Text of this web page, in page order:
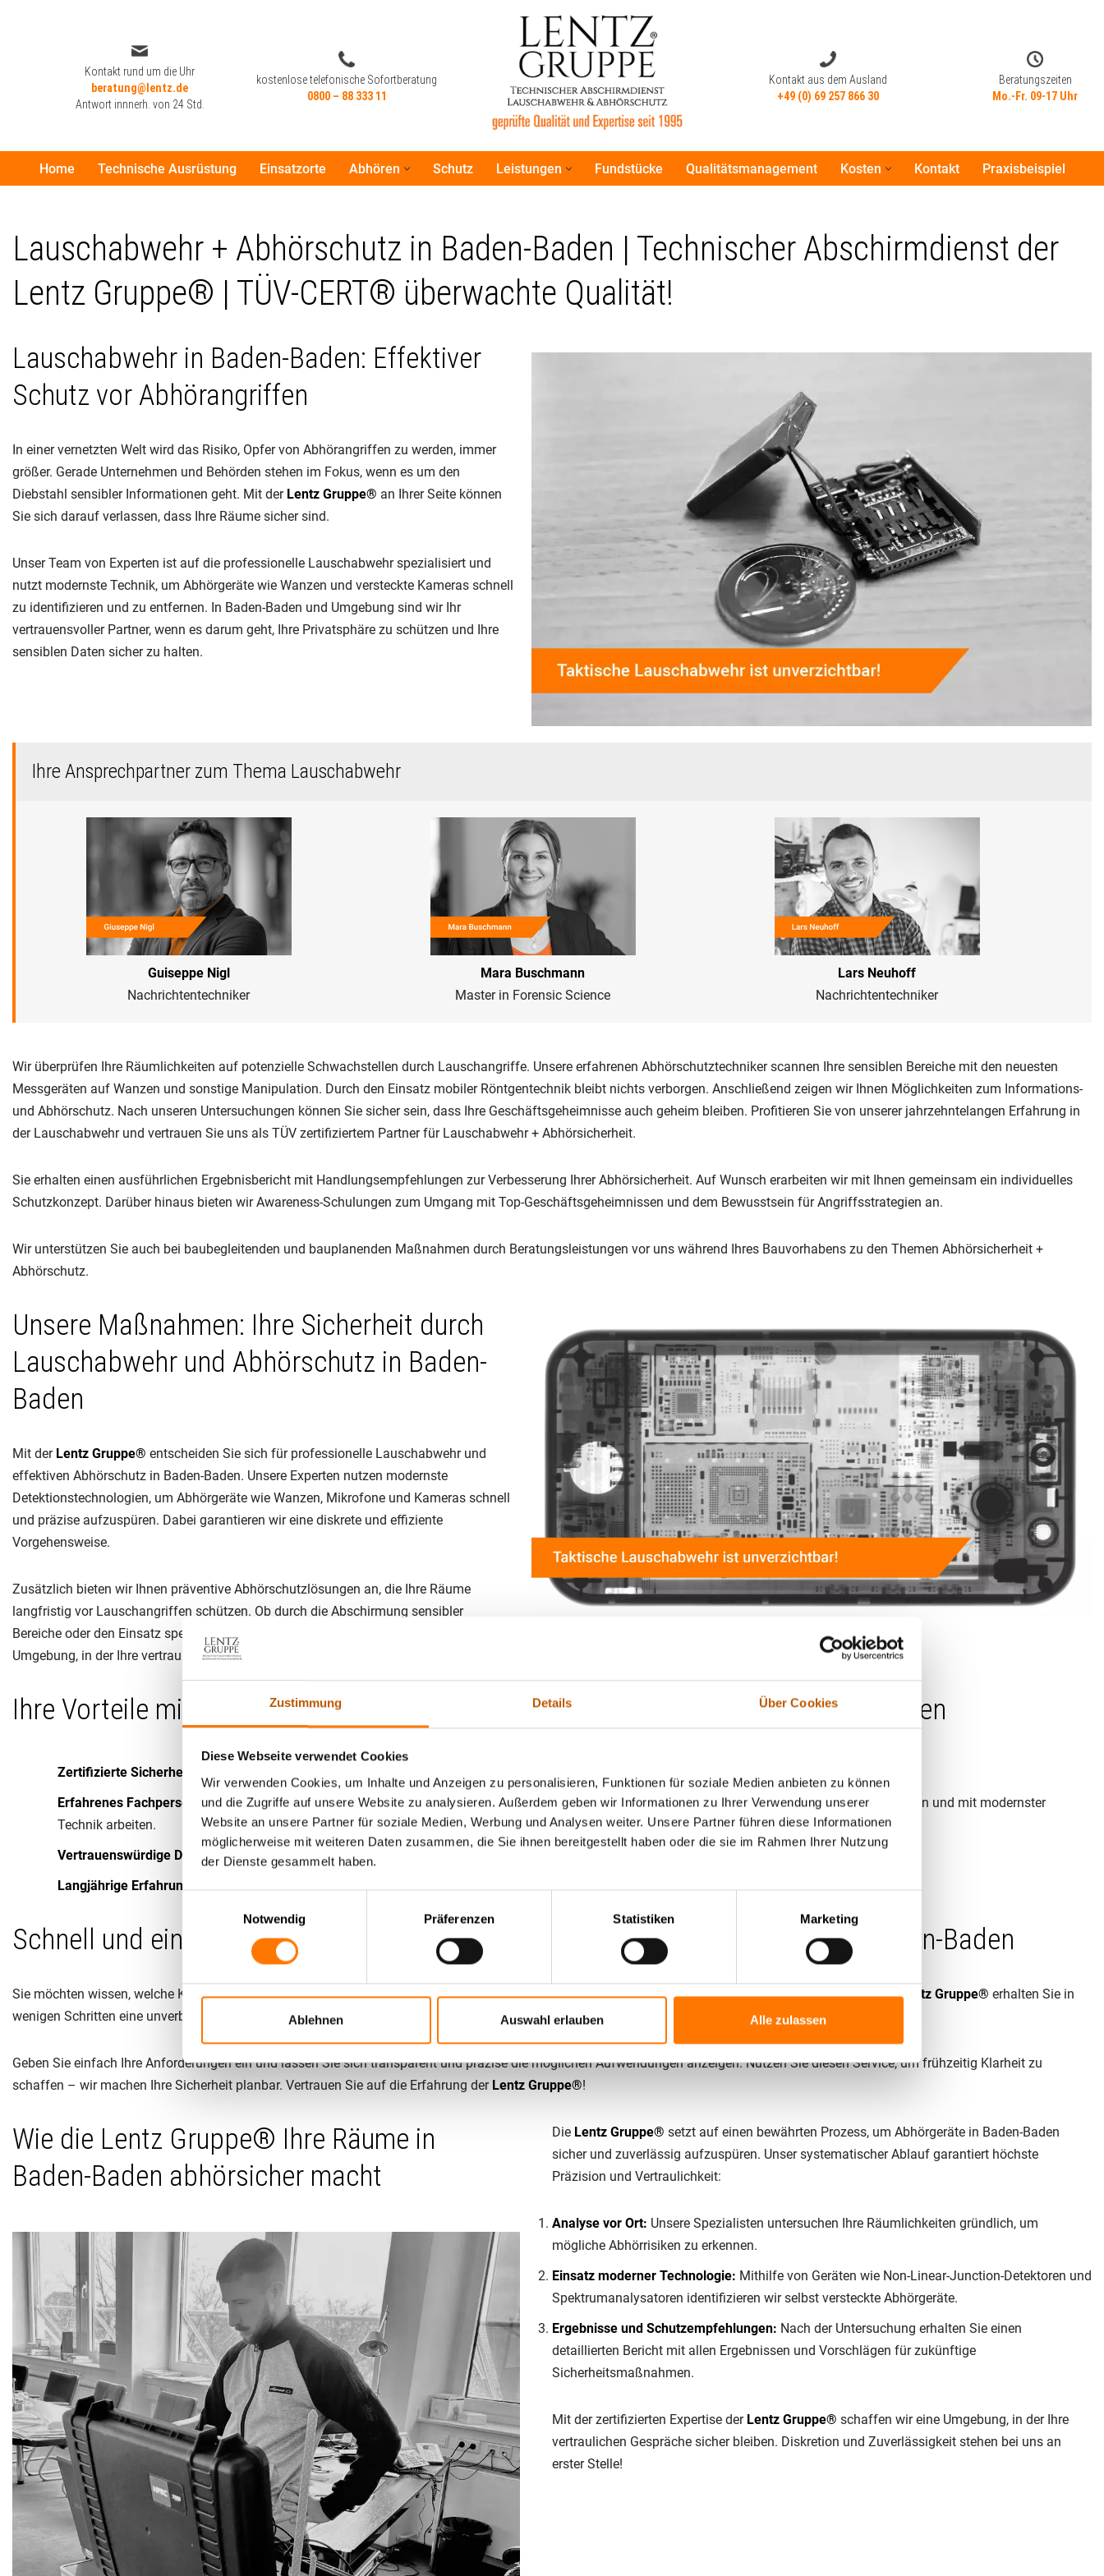
Zustimmung Details Über Cookies
Diese Webseite verwendet Cookies
Wir verwenden Cookies, um Inhalte und Anzeigen zu personalisieren, Funktionen für soziale Medien anbieten zu können
und die Zugriffe auf unsere Website zu analysieren. Außerdem geben wir Informationen zu Ihrer Verwendung unserer
Website an unsere Partner für soziale Medien, Werbung und Analysen weiter. Unsere Partner führen diese Informationen
möglicherweise mit weiteren Daten zusammen, die Sie ihnen bereitgestellt haben oder die sie im Rahmen Ihrer Nutzung
der Dienste gesammelt haben.
Notwendig
Präferenzen Statistiken Marketing
Ablehnen Auswahl erlauben Alle zulassen
Kontakt rund um die Uhr
beratung@lentz.de
Antwort innnerh. von 24 Std.
kostenlose telefonische Sofortberatung
0800 – 88 333 11
Beratungszeiten
Mo.-Fr. 09-17 Uhr
Kontakt aus dem Ausland
+49 (0) 69 257 866 30
Kontakt rund um die Uhr
Home Technische Ausrüstung Einsatzorte Abhören Schutz Leistungen Fundstücke Qualitätsmanagement Kosten Kontakt Praxisbeispiel
Lauschabwehr + Abhörschutz in Baden-Baden | Technischer Abschirmdienst der
Lentz Gruppe® | TÜV-CERT® überwachte Qualität!
Lauschabwehr in Baden-Baden: Effektiver
Schutz vor Abhörangriffen
In einer vernetzten Welt wird das Risiko, Opfer von Abhörangriffen zu werden, immer
größer. Gerade Unternehmen und Behörden stehen im Fokus, wenn es um den
Diebstahl sensibler Informationen geht. Mit der Lentz Gruppe® an Ihrer Seite können
Sie sich darauf verlassen, dass Ihre Räume sicher sind.
Unser Team von Experten ist auf die professionelle Lauschabwehr spezialisiert und
nutzt modernste Technik, um Abhörgeräte wie Wanzen und versteckte Kameras schnell
zu identifizieren und zu entfernen. In Baden-Baden und Umgebung sind wir Ihr
vertrauensvoller Partner, wenn es darum geht, Ihre Privatsphäre zu schützen und Ihre
sensiblen Daten sicher zu halten.
Ihre Ansprechpartner zum Thema Lauschabwehr
Guiseppe Nigl
Nachrichtentechniker
Mara Buschmann
Master in Forensic Science
Lars Neuhoff
Nachrichtentechniker
Wir überprüfen Ihre Räumlichkeiten auf potenzielle Schwachstellen durch Lauschangriffe. Unsere erfahrenen Abhörschutztechniker scannen Ihre sensiblen Bereiche mit den neuesten
Messgeräten auf Wanzen und sonstige Manipulation. Durch den Einsatz mobiler Röntgentechnik bleibt nichts verborgen. Anschließend zeigen wir Ihnen Möglichkeiten zum Informations-
und Abhörschutz. Nach unseren Untersuchungen können Sie sicher sein, dass Ihre Geschäftsgeheimnisse auch geheim bleiben. Profitieren Sie von unserer jahrzehntelangen Erfahrung in
der Lauschabwehr und vertrauen Sie uns als TÜV zertifiziertem Partner für Lauschabwehr + Abhörsicherheit.
Sie erhalten einen ausführlichen Ergebnisbericht mit Handlungsempfehlungen zur Verbesserung Ihrer Abhörsicherheit. Auf Wunsch erarbeiten wir mit Ihnen gemeinsam ein individuelles
Schutzkonzept. Darüber hinaus bieten wir Awareness-Schulungen zum Umgang mit Top-Geschäftsgeheimnissen und dem Bewusstsein für Angriffsstrategien an.
Wir unterstützen Sie auch bei baubegleitenden und bauplanenden Maßnahmen durch Beratungsleistungen vor uns während Ihres Bauvorhabens zu den Themen Abhörsicherheit +
Abhörschutz.
Unsere Maßnahmen: Ihre Sicherheit durch
Lauschabwehr und Abhörschutz in Baden-
Baden
Mit der Lentz Gruppe® entscheiden Sie sich für professionelle Lauschabwehr und
effektiven Abhörschutz in Baden-Baden. Unsere Experten nutzen modernste
Detektionstechnologien, um Abhörgeräte wie Wanzen, Mikrofone und Kameras schnell
und präzise aufzuspüren. Dabei garantieren wir eine diskrete und effiziente
Vorgehensweise.
Zusätzlich bieten wir Ihnen präventive Abhörschutzlösungen an, die Ihre Räume
langfristig vor Lauschangriffen schützen. Ob durch die Abschirmung sensibler
Bereiche oder den Einsatz spezieller Sicherheitstechnologien – wir schaffen eine
Umgebung, in der Ihre vertraulichen Gespräche sicher sind. Verlassen Sie sich auf höchste Qualitätsstandards und unsere langjährige Erfahrung.
Ihre Vorteile mit der Lentz Gruppe®: Professionelle Lauschabwehr in Baden-Baden
Zertifizierte Sicherheit:
Erfahrenes Fachpersonal:Unser Team besteht aus festangestellten erfahrenen, ausgebildeten Abhörschutztechnikern, die regelmäßig geschult werden und mit modernster
Technik arbeiten.
Vertrauenswürdige Diskretion:Ihre Privatsphäre steht bei uns an erster Stelle – keine Subunternehmer, nur interne Experten.
Langjährige Erfahrung:Zahlreiche zufriedene Kunden setzen auf unsere Expertise im Bereich Lauschabwehr und Abhörschutz.
Schnell und einfach: Ihr persönlicher Kostenkalkulator für Lauschabwehr in Baden-Baden
Sie möchten wissen, welche Kosten für eine professionelle Lauschabwehr in Baden-Baden entstehen könnten? Mit dem kostenlosen Kostenkalkulator derLentz Gruppe® erhalten Sie in
wenigen Schritten eine unverbindliche Einschätzung.
Geben Sie einfach Ihre Anforderungen ein und lassen Sie sich transparent und präzise die möglichen Aufwendungen anzeigen. Nutzen Sie diesen Service, um frühzeitig Klarheit zu
schaffen – wir machen Ihre Sicherheit planbar. Vertrauen Sie auf die Erfahrung der Lentz Gruppe®!
Wie die Lentz Gruppe® Ihre Räume in
Baden-Baden abhörsicher macht
Die Lentz Gruppe® setzt auf einen bewährten Prozess, um Abhörgeräte in Baden-Baden
sicher und zuverlässig aufzuspüren. Unser systematischer Ablauf garantiert höchste
Präzision und Vertraulichkeit:
Analyse vor Ort: Unsere Spezialisten untersuchen Ihre Räumlichkeiten gründlich, um
mögliche Abhörrisiken zu erkennen.
Einsatz moderner Technologie: Mithilfe von Geräten wie Non-Linear-Junction-Detektoren und
Spektrumanalysatoren identifizieren wir selbst versteckte Abhörgeräte.
Ergebnisse und Schutzempfehlungen: Nach der Untersuchung erhalten Sie einen
detaillierten Bericht mit allen Ergebnissen und Vorschlägen für zukünftige
Sicherheitsmaßnahmen.
Mit der zertifizierten Expertise der Lentz Gruppe® schaffen wir eine Umgebung, in der Ihre
vertraulichen Gespräche sicher bleiben. Diskretion und Zuverlässigkeit stehen bei uns an
erster Stelle!